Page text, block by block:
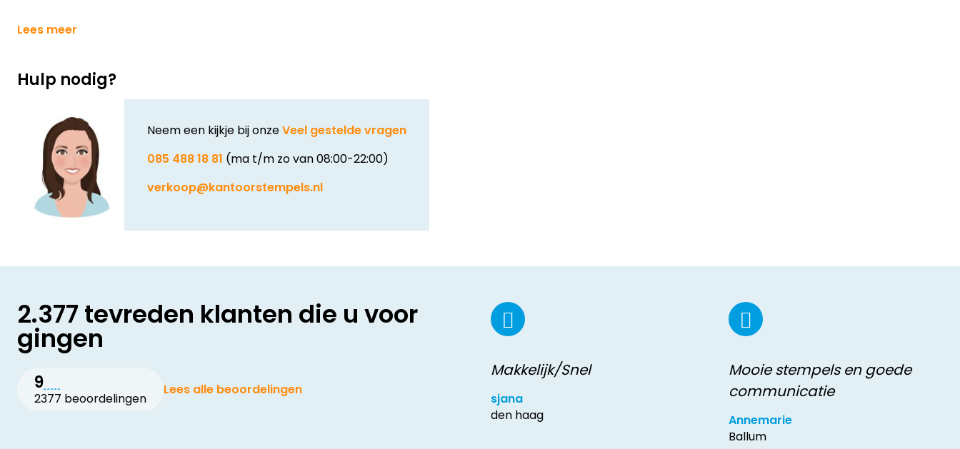
Lees meer
Hulp nodig?
Neem een kijkje bij onzeVeel gestelde vragen
085 488 18 81 (ma t/m zo van 08:00-22:00)
verkoop@kantoorstempels.nl
2.377 tevreden klanten die u voor
gingen
9
2377 beoordelingen
Lees alle beoordelingen
Makkelijk/Snel
sjana
den haag
Mooie stempels en goede
communicatie
Annemarie
Ballum